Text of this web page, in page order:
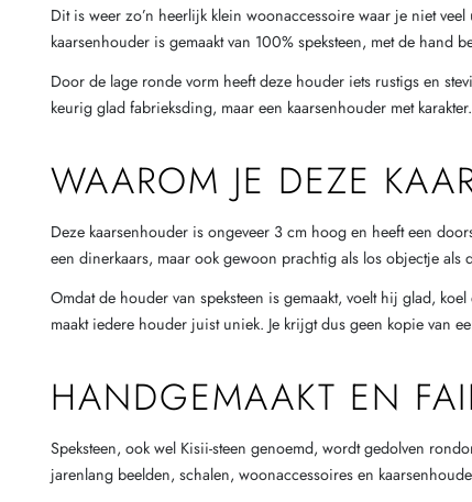
Dit is weer zo’n heerlijk klein woonaccessoire waar je niet
kaarsenhouder is gemaakt van 100% speksteen, met de hand
Door de lage ronde vorm heeft deze houder iets rustigs en
keurig glad fabrieksding, maar een kaarsenhouder met
WAAROM JE DEZE
Deze kaarsenhouder is ongeveer 3 cm hoog en heeft een
een dinerkaars, maar ook gewoon prachtig als los objectje als
Omdat de houder van speksteen is gemaakt, voelt hij glad,
maakt iedere houder juist uniek. Je krijgt dus geen kopie van
HANDGEMAAKT EN
Speksteen, ook wel Kisii-steen genoemd, wordt gedolven
jarenlang beelden, schalen, woonaccessoires en